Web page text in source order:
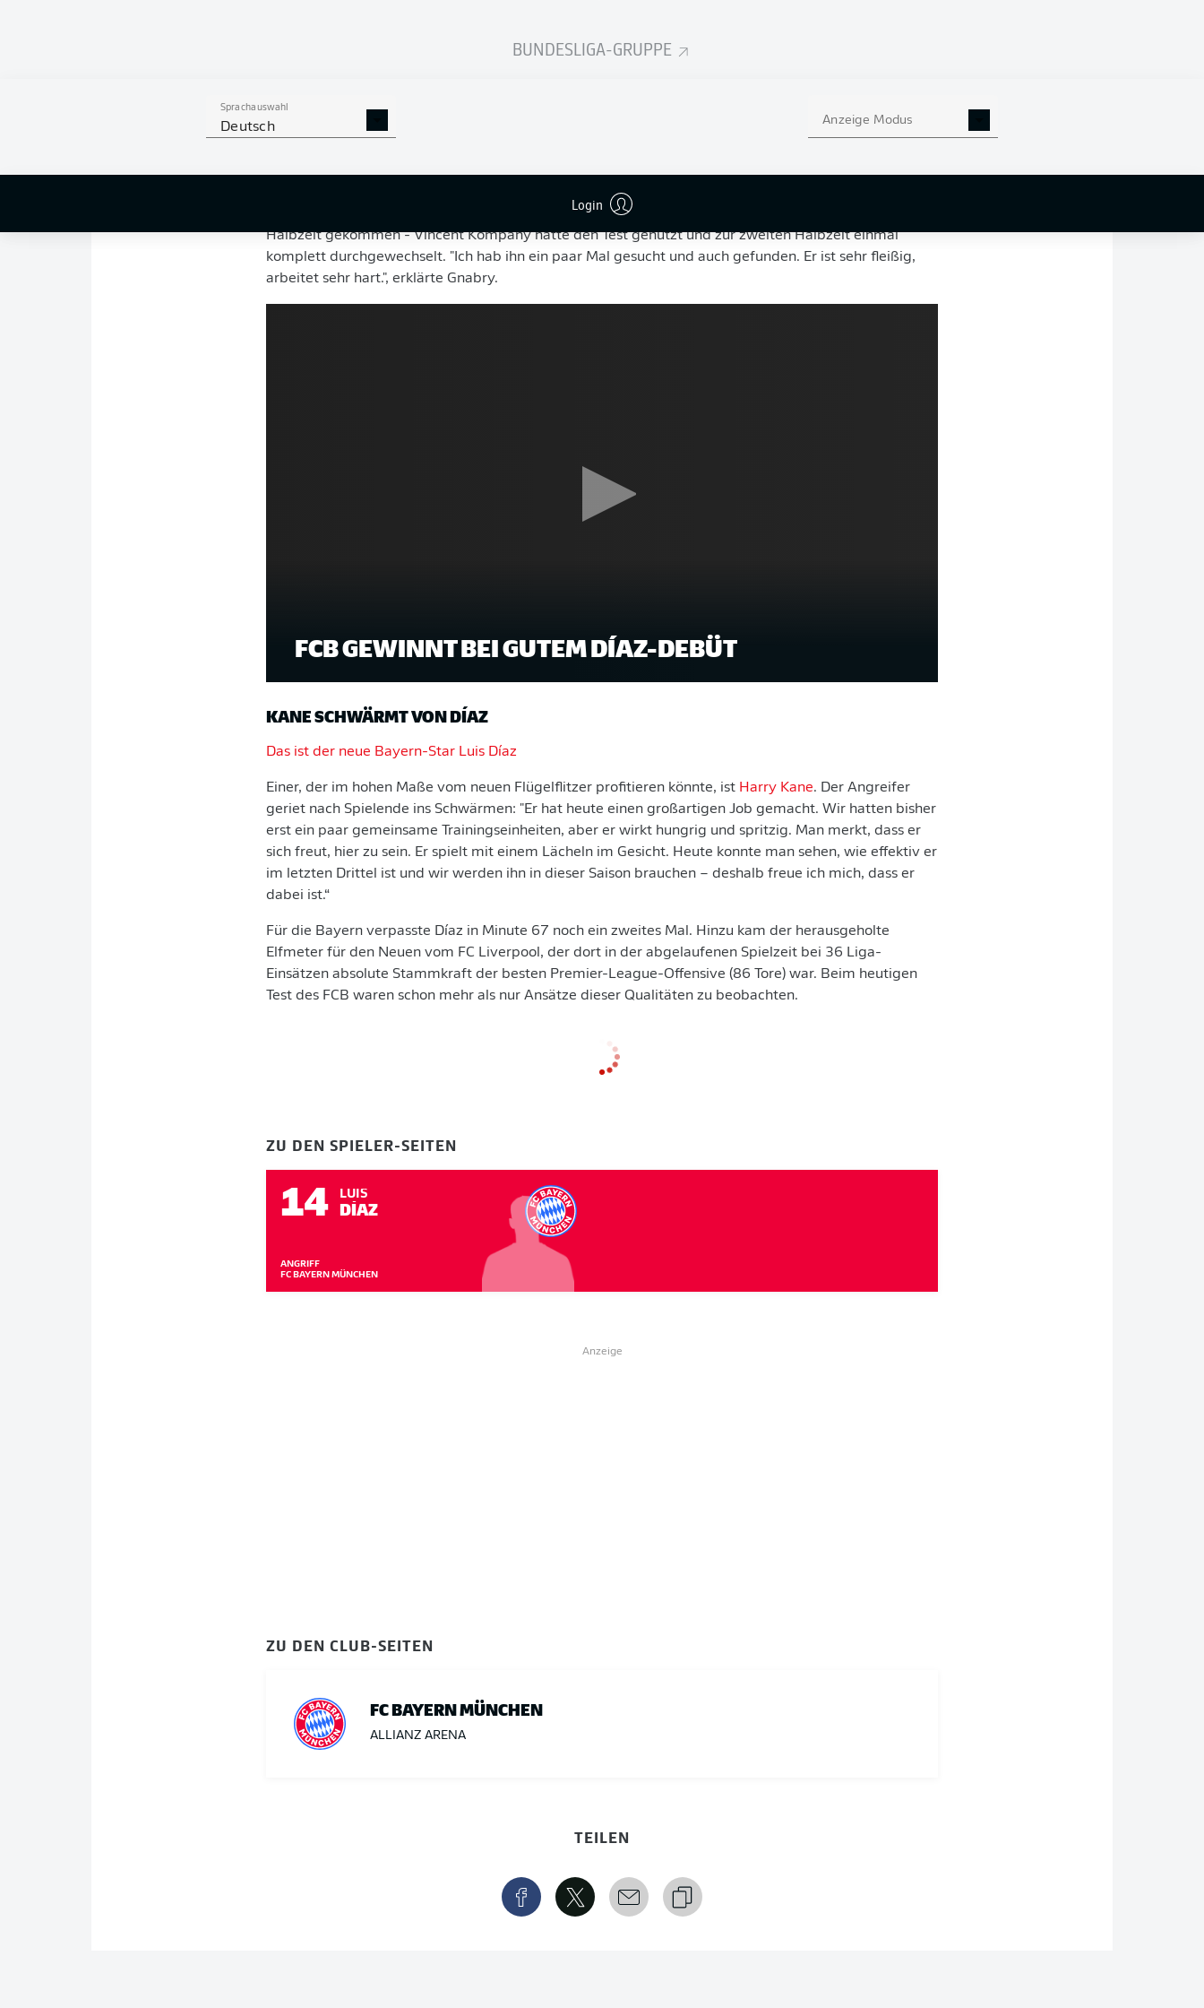
BUNDESLIGA-GRUPPE
Sprachauswahl
Deutsch Anzeige Modus
Login
Mal im Kasten von Lyons Torwart Descamps. Der kolumbianische Neuzugang vom FC Liverpool war in
-
Serge Gnabrynach Spielende am Mikrofon des
vereinseigenen TV-Senders, obwohl der Neue ein direkter Konkurrent Gnabrys ist. Beide waren zur
Halbzeit gekommen - Vincent Kompany hatte den Test genutzt und zur zweiten Halbzeit einmal
komplett durchgewechselt. "Ich hab ihn ein paar Mal gesucht und auch gefunden. Er ist sehr fleißig,
arbeitet sehr hart.", erklärte Gnabry.
FCB GEWINNT BEI GUTEM DÍAZ-DEBÜT
KANE SCHWÄRMT VON DÍAZ
Das ist der neue Bayern-Star Luis Díaz
Einer, der im hohen Maße vom neuen Flügelflitzer profitieren könnte, ist Harry Kane. Der Angreifer
geriet nach Spielende ins Schwärmen: "Er hat heute einen großartigen Job gemacht. Wir hatten bisher
erst ein paar gemeinsame Trainingseinheiten, aber er wirkt hungrig und spritzig. Man merkt, dass er
sich freut, hier zu sein. Er spielt mit einem Lächeln im Gesicht. Heute konnte man sehen, wie effektiv er
im letzten Drittel ist und wir werden ihn in dieser Saison brauchen – deshalb freue ich mich, dass er
dabei ist.“
Für die Bayern verpasste Díaz in Minute 67 noch ein zweites Mal. Hinzu kam der herausgeholte
Elfmeter für den Neuen vom FC Liverpool, der dort in der abgelaufenen Spielzeit bei 36 Liga-
Einsätzen absolute Stammkraft der besten Premier-League-Offensive (86 Tore) war. Beim heutigen
Test des FCB waren schon mehr als nur Ansätze dieser Qualitäten zu beobachten.
ZU DEN SPIELER-SEITEN
14 LUIS
DÍAZ
ANGRIFF
FC BAYERN MÜNCHEN
Anzeige
ZU DEN CLUB-SEITEN
FC BAYERN MÜNCHEN
ALLIANZ ARENA
TEILEN